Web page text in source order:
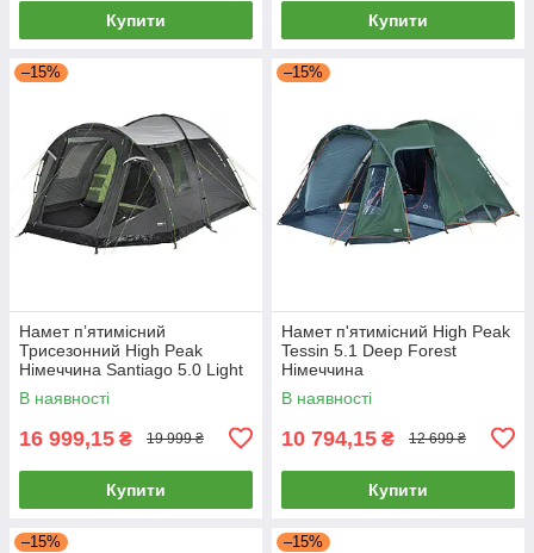
Купити Купити
–15%
Намет пʼятимісний
Трисезонний High Peak
Німеччина Santiago 5.0 Light
Grey/Dark Grey/Green
(11802)
В наявності
16 999,15 ₴ 19 999 ₴
Купити
–15%
Намет п'ятимісний High Peak
Tessin 5.1 Deep Forest
Німеччина
В наявності
10 794,15 ₴ 12 699 ₴
Купити
–15% –15%